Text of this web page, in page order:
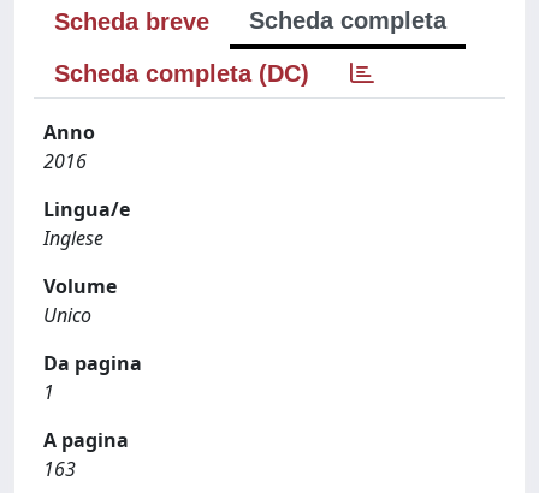
Scheda breve
Scheda completa
Scheda completa (DC)
Anno
2016
Lingua/e
Inglese
Volume
Unico
Da pagina
1
A pagina
163